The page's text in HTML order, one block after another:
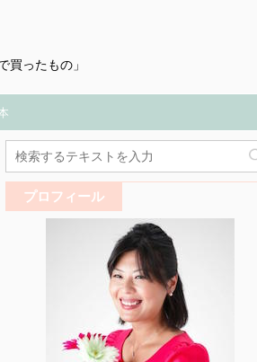
ったもの」
プロフィール